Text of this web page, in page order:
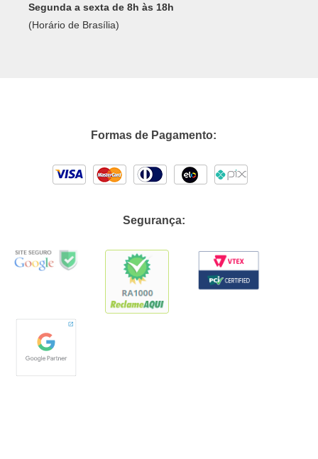
Segunda a sexta de 8h às 18h
(Horário de Brasília)
Formas de Pagamento:
Segurança: